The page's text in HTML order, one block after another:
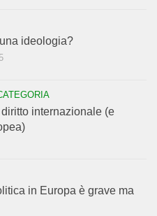
ideologia?
internazionale (e
in Europa è grave ma